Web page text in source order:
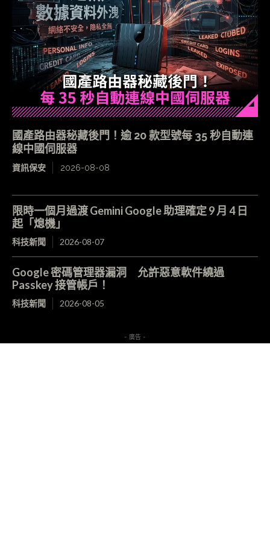
國產路由器秘藏後門！逾 20 款型號每 35 秒自動連
線中國伺服器
資訊保安 2026-08-08
限時一個月過渡 Gemini Google 助理確定 9 月 4 日
起「熄機」
科技新聞 2026-08-07
Google 密碼管理器漏洞 允許惡意軟件繞過
Passkey 接管帳戶！
科技新聞 2026-08-05
- 廣告 -